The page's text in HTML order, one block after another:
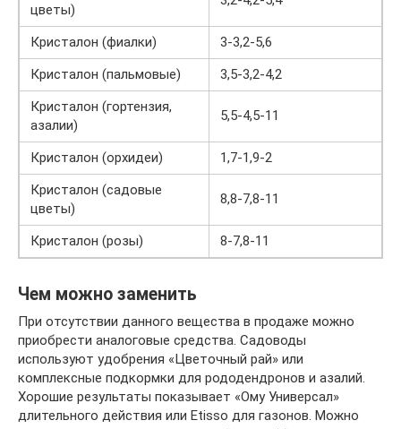
цветы)
Кристалон (фиалки)
3-3,2-5,6
Кристалон (пальмовые)
3,5-3,2-4,2
Кристалон (гортензия,
азалии)
5,5-4,5-11
Кристалон (орхидеи)
1,7-1,9-2
Кристалон (садовые
цветы)
8,8-7,8-11
Кристалон (розы) 8-7,8-11
Чем можно заменить
При отсутствии данного вещества в продаже можно
приобрести аналоговые средства. Садоводы
используют удобрения «Цветочный рай» или
комплексные подкормки для рододендронов и азалий.
Хорошие результаты показывает «Ому Универсал»
длительного действия или Etisso для газонов. Можно